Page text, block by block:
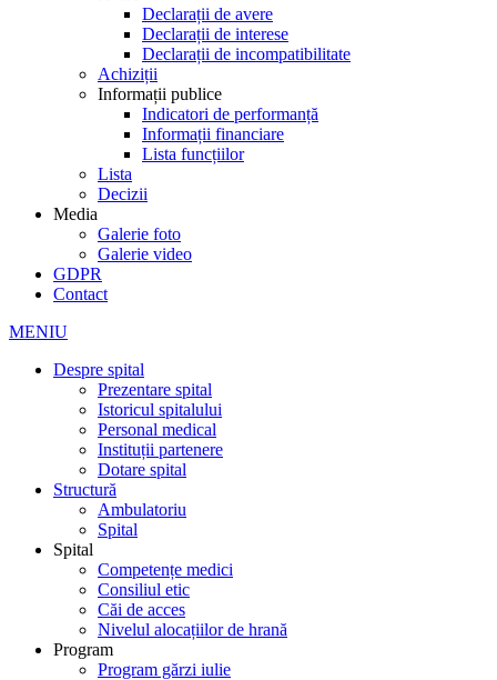
Declarații de avere
Declarații de interese
Declarații de incompatibilitate
Achiziții
Informații publice
Indicatori de performanță
Informații financiare
Lista funcțiilor
Lista
Decizii
Media
Galerie foto
Galerie video
GDPR
Contact
MENIU
Despre spital
Prezentare spital
Istoricul spitalului
Personal medical
Instituții partenere
Dotare spital
Structură
Ambulatoriu
Spital
Spital
Competențe medici
Consiliul etic
Căi de acces
Nivelul alocațiilor de hrană
Program
Program gărzi iulie